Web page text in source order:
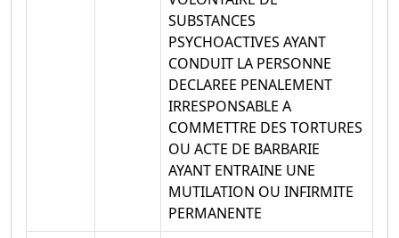
SUBSTANCES
PSYCHOACTIVES AYANT
CONDUIT LA PERSONNE
DECLAREE PENALEMENT
IRRESPONSABLE A
COMMETTRE DES TORTURES
OU ACTE DE BARBARIE
AYANT ENTRAINE UNE
MUTILATION OU INFIRMITE
PERMANENTE